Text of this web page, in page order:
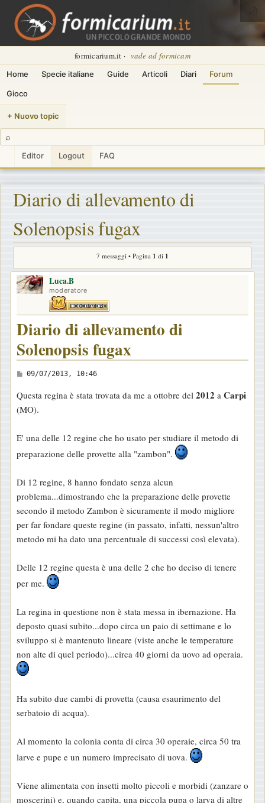
formicarium.it · vade ad formicam
Home Specie italiane Guide Articoli Diari Forum
Gioco
+ Nuovo topic
⌕
Editor Logout FAQ
🌙
Diario di allevamento di
Solenopsis fugax
7 messaggi • Pagina 1 di 1
Luca.B
moderatore
Diario di allevamento di
Solenopsis fugax
M
s
s
g
g
o
09/07/2013, 10:46
Questa regina è stata trovata da me a ottobre del 2012 a Carpi
(MO).
E' una delle 12 regine che ho usato per studiare il metodo di
preparazione delle provette alla "zambon".
Di 12 regine, 8 hanno fondato senza alcun
problema...dimostrando che la preparazione delle provette
secondo il metodo Zambon è sicuramente il modo migliore
per far fondare queste regine (in passato, infatti, nessun'altro
metodo mi ha dato una percentuale di successi così elevata).
Delle 12 regine questa è una delle 2 che ho deciso di tenere
per me.
La regina in questione non è stata messa in ibernazione. Ha
deposto quasi subito...dopo circa un paio di settimane e lo
sviluppo si è mantenuto lineare (viste anche le temperature
non alte di quel periodo)...circa 40 giorni da uovo ad operaia.
Ha subito due cambi di provetta (causa esaurimento del
serbatoio di acqua).
Al momento la colonia conta di circa 30 operaie, circa 50 tra
larve e pupe e un numero imprecisato di uova.
Viene alimentata con insetti molto piccoli e morbidi (zanzare o
moscerini) e, quando capita, una piccola pupa o larva di altre